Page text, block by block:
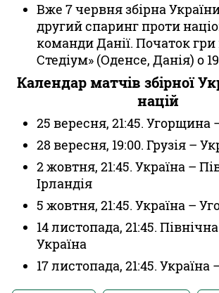
Вже 7 червня збірна України
другий спаринг проти
команди Данії. Початок гри
Стедіум» (Оденсе, Данія) о
Календар матчів збірної
націй
25 вересня, 21:45. Угорщина
28 вересня, 19:00. Грузія –
2 жовтня, 21:45. Україна –
Ірландія
5 жовтня, 21:45. Україна –
14 листопада, 21:45.
Україна
17 листопада, 21:45. Україна